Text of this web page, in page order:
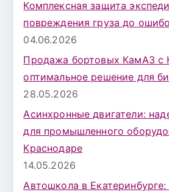
Комплексная защита
повреждения груза до
04.06.2026
Продажа бортовых КамАЗ с
оптимальное решение для
28.05.2026
Асинхронные двигатели:
для промышленного
Краснодаре
14.05.2026
Автошкола в